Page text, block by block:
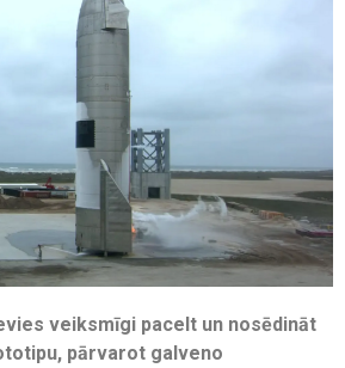
veiksmīgi pacelt un nosēdināt
pārvarot galveno